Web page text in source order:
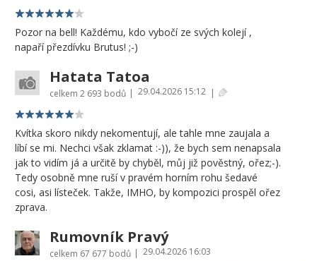
Pozor na bell! Každému, kdo vybočí ze svých kolejí ,
napaří přezdívku Brutus! ;-)
Hatata Tatoa
celkem 2 693 bodů | 29.04.2026 15:12 |
Kvítka skoro nikdy nekomentují, ale tahle mne zaujala a
líbí se mi. Nechci však zklamat :-)), že bych sem nenapsala
jak to vidím já a určitě by chyběl, můj již pověstný, ořez;-).
Tedy osobně mne ruší v pravém horním rohu šedavé
cosi, asi lísteček. Takže, IMHO, by kompozici prospěl ořez
zprava.
Rumovník Pravý
celkem 67 677 bodů | 29.04.2026 16:03